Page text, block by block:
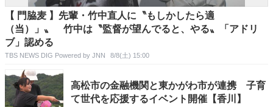
【 門脇麦 】先輩・竹中直人に〝もしかしたら適
（当）」〟 竹中は〝監督が望んでると、やる〟「アドリ
ブ」認める
TBS NEWS DIG Powered by JNN 8/8(土) 15:00
高松市の金融機関と東かがわ市が連携 子育
て世代を応援するイベント開催【香川】